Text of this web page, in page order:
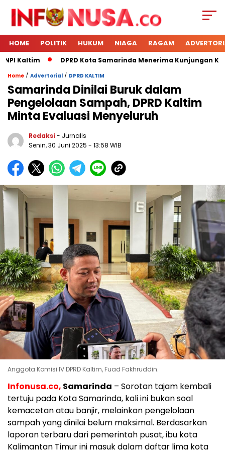
HOME POLITIK HUKUM NIAGA RAGAM
Kaltim DPRD Kota Samarinda Menerima Kunjungan
Home / Advertorial / DPRD KALTIM
Samarinda Dinilai Buruk dalam
Pengelolaan Sampah, DPRD Kaltim
Minta Evaluasi Menyeluruh
Redaksi - Jurnalis
Senin, 30 Juni 2025 - 13:58 WIB
Anggota Komisi IV DPRD Kaltim, Fuad Fakhruddin.
Infonusa.co, Samarinda – Sorotan tajam kembali
tertuju pada Kota Samarinda, kali ini bukan soal
kemacetan atau banjir, melainkan pengelolaan
sampah yang dinilai belum maksimal. Berdasarkan
laporan terbaru dari pemerintah pusat, ibu kota
Kalimantan Timur ini masuk dalam daftar lima kota